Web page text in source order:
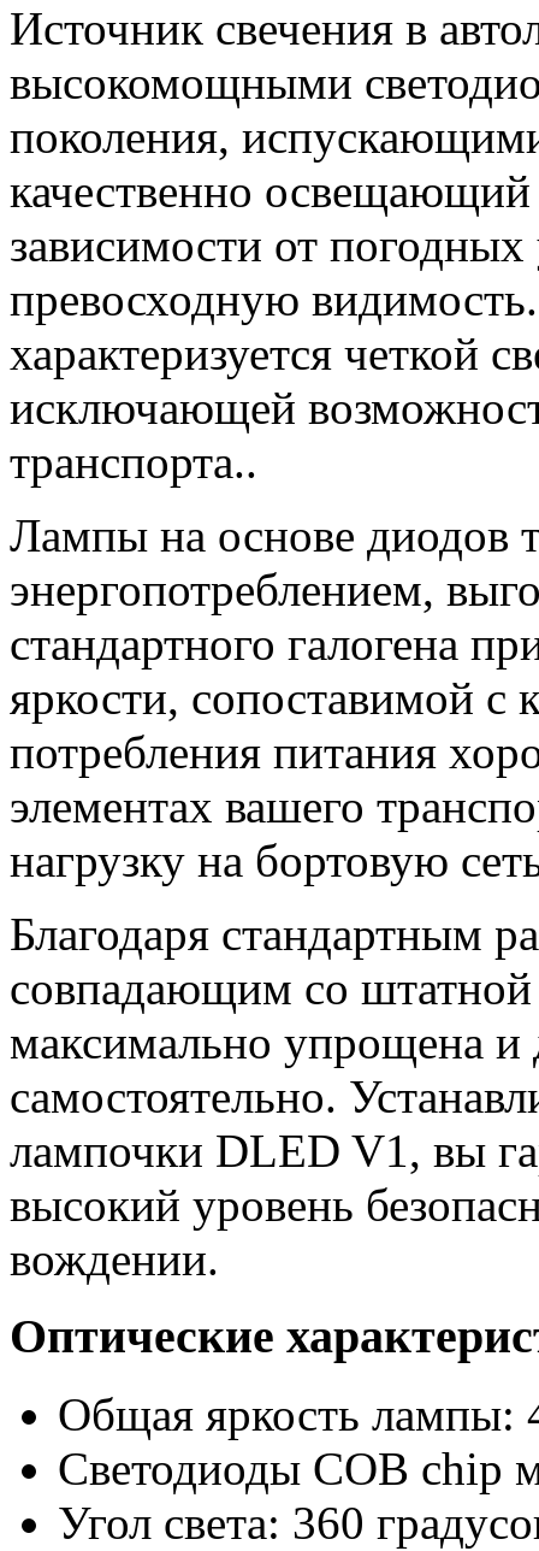
Источник свечения в
высокомощными
поколения,
качественно
зависимости от
превосходную
характеризуется четкой
исключающей
транспорта..
Лампы на основе диодов
энергопотреблением,
стандартного галогена
яркости, сопоставимой
потребления питания
элементах вашего
нагрузку на бортовую
Благодаря стандартным
совпадающим со штатной
максимально упрощена и
самостоятельно.
лампочки DLED V1, вы
высокий уровень
вождении.
Оптические
Общая яркость лампы:
Светодиоды COB chip
Угол света: 360